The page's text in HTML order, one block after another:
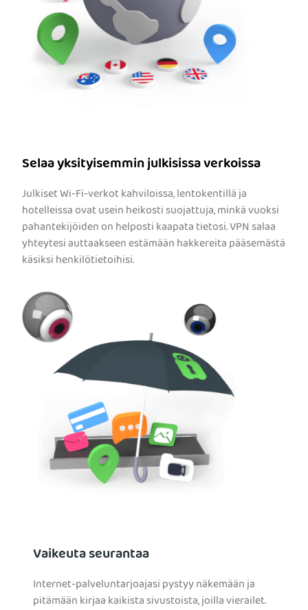
Selaa yksityisemmin julkisissa verkoissa
Julkiset Wi-Fi-verkot kahviloissa, lentokentillä ja
hotelleissa ovat usein heikosti suojattuja, minkä vuoksi
pahantekijöiden on helposti kaapata tietosi. VPN salaa
yhteytesi auttaakseen estämään hakkereita pääsemästä
käsiksi henkilötietoihisi.
Vaikeuta seurantaa
Internet-palveluntarjoajasi pystyy näkemään ja
pitämään kirjaa kaikista sivustoista, joilla vierailet.